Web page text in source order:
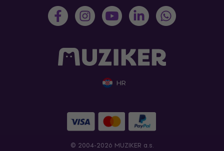
HR
© 2004-2026 MUZIKER a.s.